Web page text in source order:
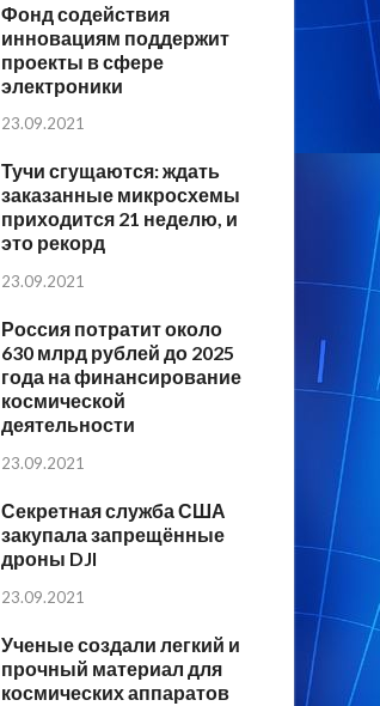
Фонд содействия
инновациям поддержит
проекты в сфере
электроники
23.09.2021
Тучи сгущаются: ждать
заказанные микросхемы
приходится 21 неделю, и
это рекорд
23.09.2021
Россия потратит около
630 млрд рублей до 2025
года на финансирование
космической
деятельности
23.09.2021
Секретная служба США
закупала запрещённые
дроны DJI
23.09.2021
Ученые создали легкий и
прочный материал для
космических аппаратов